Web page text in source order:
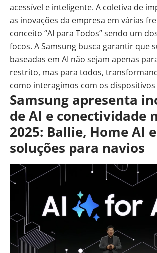
acessível e inteligente. A coletiva de
as inovações da empresa em várias
conceito “AI para Todos” sendo um
focos. A Samsung busca garantir que
baseadas em AI não sejam apenas
restrito, mas para todos,
como interagimos com os dispositivos
Samsung apresenta
de AI e conectividade
2025: Ballie, Home AI e
soluções para navios